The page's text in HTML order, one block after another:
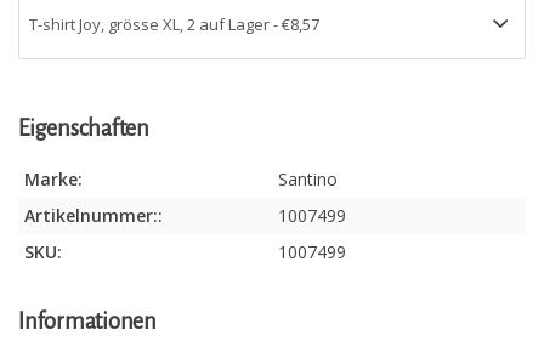
Eigenschaften
Marke:
Santino
Artikelnummer::
1007499
SKU:
1007499
Informationen